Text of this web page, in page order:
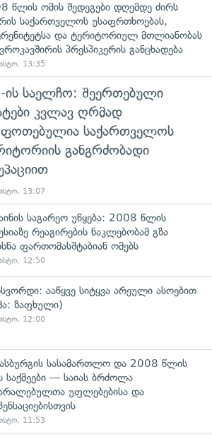
წლის ომის შედეგები დღემდე ძირს
საქართველოს უსაფრთხოებას,
და ტერიტორიულ მთლიანობას
პრესპიკერის განცხადება
13:35
ის საელჩო: შეერთებული
კვლავ ღრმად
საქართველოს
განგრძობადი
13:07
საგარეო უწყება: 2008 წლის
რეაგირების ნაკლებობამ გზა
ფართომასშტაბიან ომებს
12:50
ააწყვე სიტყვა არეული ასოებით
ზაფხული)
12:00
სასამართლო და 2008 წლის
საქმეები — საიას ბრძოლა
უფლებებისა და
11:53